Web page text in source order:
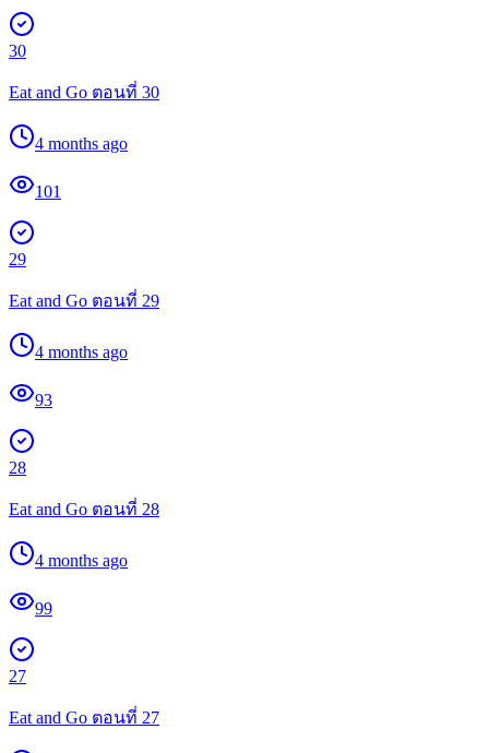
30
Eat and Go ตอนที่ 30
4 months ago
101
29
Eat and Go ตอนที่ 29
4 months ago
93
28
Eat and Go ตอนที่ 28
4 months ago
99
27
Eat and Go ตอนที่ 27